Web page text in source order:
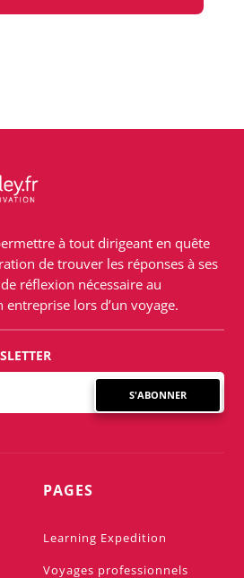
à tout dirigeant en quête
de trouver les réponses à ses
réflexion nécessaire au
lors d’un voyage.
S'ABONNER
PAGES
Learning Expedition
Voyages professionnels